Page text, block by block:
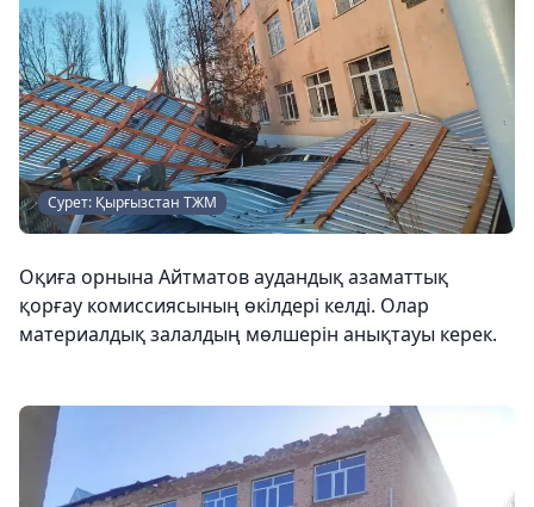
Сурет: Қырғызстан ТЖМ
Оқиға орнына Айтматов аудандық азаматтық
қорғау комиссиясының өкілдері келді. Олар
материалдық залалдың мөлшерін анықтауы керек.